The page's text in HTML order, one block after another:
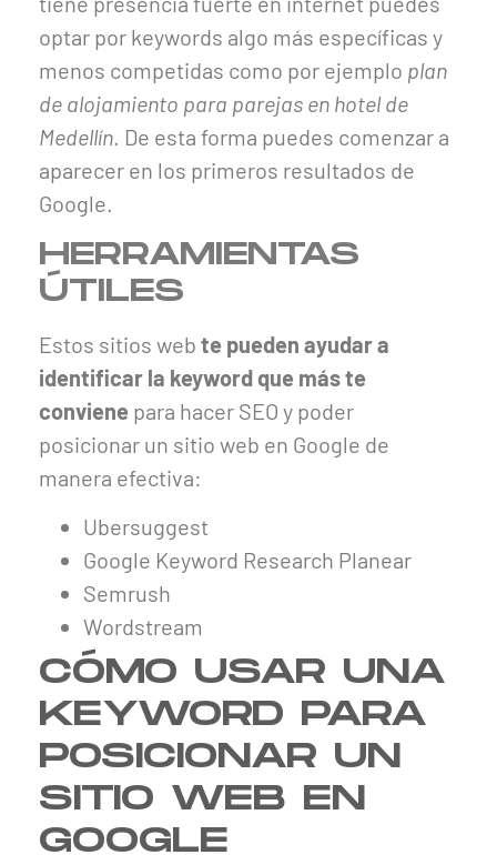
optar por keywords algo más específicas y
menos competidas como por ejemplo plan
de alojamiento para parejas en hotel de
Medellín. De esta forma puedes comenzar a
aparecer en los primeros resultados de
Google.
HERRAMIENTAS
ÚTILES
Estos sitios web te pueden ayudar a
identificar la keyword que más te
conviene para hacer SEO y poder
posicionar un sitio web en Google de
manera efectiva:
Ubersuggest
Google Keyword Research Planear
Semrush
Wordstream
CÓMO USAR UNA
KEYWORD PARA
POSICIONAR UN
SITIO WEB EN
GOOGLE